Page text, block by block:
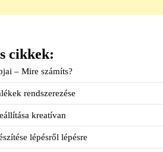
cikkek:
– Mire számíts?
rendszerezése
kreatívan
lépésről lépésre